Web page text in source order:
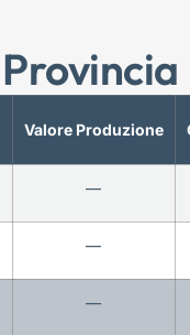
Valore Produzione
—
—
—